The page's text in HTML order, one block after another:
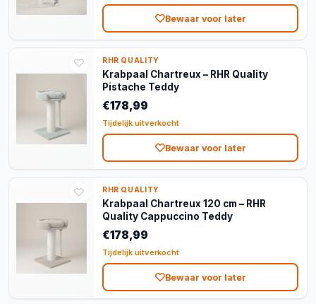
Bewaar voor later
RHR QUALITY
Krabpaal Chartreux – RHR Quality
Pistache Teddy
€178,99
Tijdelijk uitverkocht
Bewaar voor later
RHR QUALITY
Krabpaal Chartreux 120 cm – RHR
Quality Cappuccino Teddy
€178,99
Tijdelijk uitverkocht
Bewaar voor later